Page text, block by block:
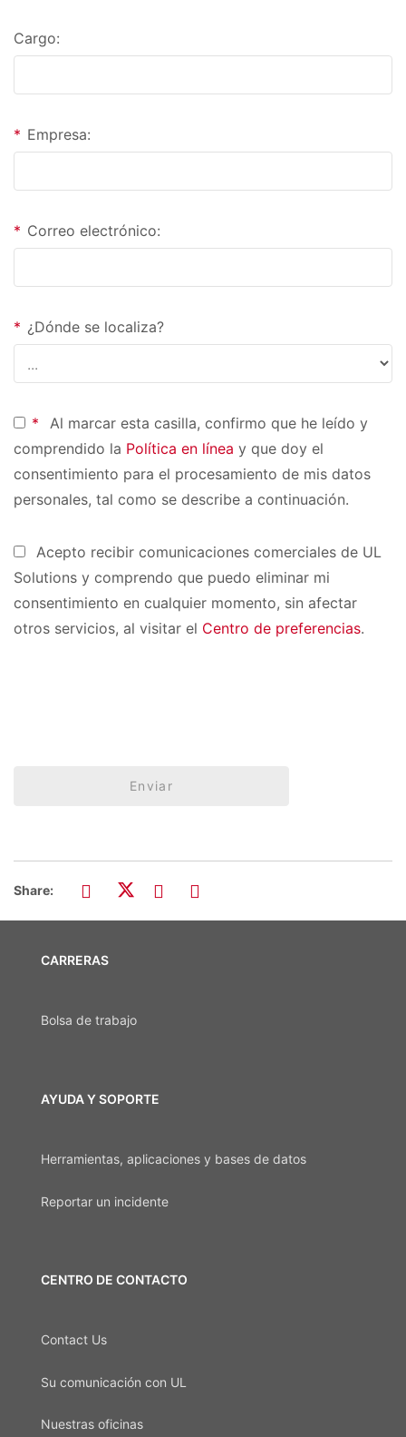
Cargo:
* Empresa:
* Correo electrónico:
* ¿Dónde se localiza?
*
Al marcar esta casilla, confirmo que he leído y
comprendido la Política en línea y que doy el
consentimiento para el procesamiento de mis datos
personales, tal como se describe a continuación.
Acepto recibir comunicaciones comerciales de UL
Solutions y comprendo que puedo eliminar mi
consentimiento en cualquier momento, sin afectar
otros servicios, al visitar el Centro de preferencias.
Enviar
Share:
CARRERAS
Bolsa de trabajo
AYUDA Y SOPORTE
Herramientas, aplicaciones y bases de datos
Reportar un incidente
CENTRO DE CONTACTO
Contact Us
Su comunicación con UL
Nuestras oficinas